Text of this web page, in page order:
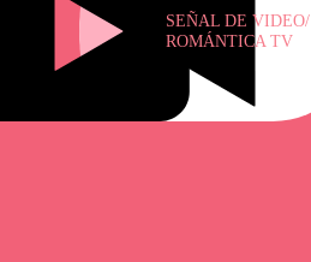
SEÑAL DE VIDEO/
ROMÁNTICA TV